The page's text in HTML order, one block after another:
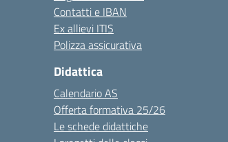
Contatti e IBAN
Ex allievi ITIS
Polizza assicurativa
Didattica
Calendario AS
Offerta formativa 25/26
Le schede didattiche